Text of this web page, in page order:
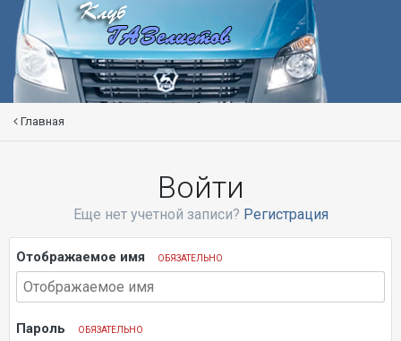
Главная
Войти
Еще нет учетной записи? Регистрация
Отображаемое имя ОБЯЗАТЕЛЬНО
Пароль ОБЯЗАТЕЛЬНО